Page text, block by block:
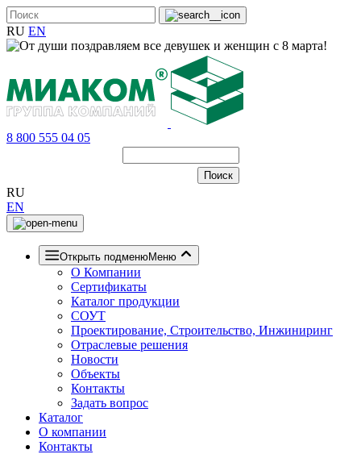
RU EN
8 800 555 04 05
RU
EN
Открыть подменюМеню
О Компании
Сертификаты
Каталог продукции
СОУТ
Проектирование, Строительство, Инжиниринг
Отраслевые решения
Новости
Объекты
Контакты
Задать вопрос
Каталог
О компании
Контакты